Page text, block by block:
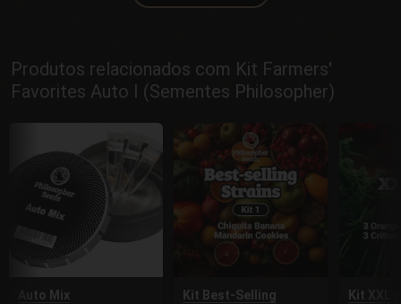
Produtos relacionados com Kit Farmers'
Favorites Auto I (Sementes Philosopher)
Auto Mix
Kit Best-Selling
Kit XXL